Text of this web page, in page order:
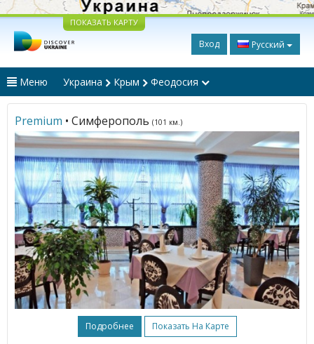
ПОКАЗАТЬ КАРТУ
Вход Русский
Меню Украина Крым Феодосия
Premium • Симферополь (101 км.)
Подробнее Показать На Карте